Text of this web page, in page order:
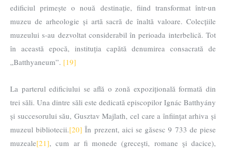
edificiul primește o nouă destinație, fiind transformat într-un
muzeu de arheologie și artă sacră de înaltă valoare. Colecțiile
muzeului s-au dezvoltat considerabil în perioada interbelică. Tot
în această epocă, instituția capătă denumirea consacrată de
„Batthyaneum”. [19]
La parterul edificiului se află o zonă expozițională formată din
trei săli. Una dintre săli este dedicată episcopilor Ignác Batthyány
și succesorului său, Gusztav Majlath, cel care a înființat arhiva și
muzeul bibliotecii.[20] În prezent, aici se găsesc 9 733 de piese
muzeale[21], cum ar fi monede (greceşti, romane şi dacice),